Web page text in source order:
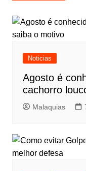
Noticias
Agosto é
cachorro
Malaquias